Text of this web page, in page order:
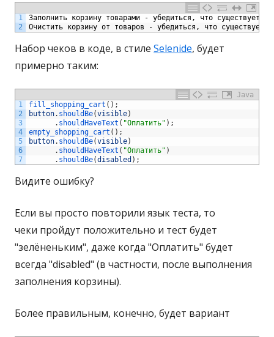
1
2
Заполнить корзину товарами - убедиться, что существует
Очистить корзину от товаров - убедиться, что
Набор чеков в коде, в стиле Selenide, будет
примерно таким:
Java
1
2
3
4
5
6
7
fill_shopping_cart ( ) ;
button. shouldBe(visible)
. shouldHaveText ( "Оплатить" ) ;
empty_shopping_cart ( ) ;
button. shouldBe(visible)
. shouldHaveText ( "Оплатить" )
. shouldBe(disabled ) ;
Видите ошибку?
Если вы просто повторили язык теста, то
чеки пройдут положительно и тест будет
"зелёненьким", даже когда "Оплатить" будет
всегда "disabled" (в частности, после выполнения
заполнения корзины).
Более правильным, конечно, будет вариант